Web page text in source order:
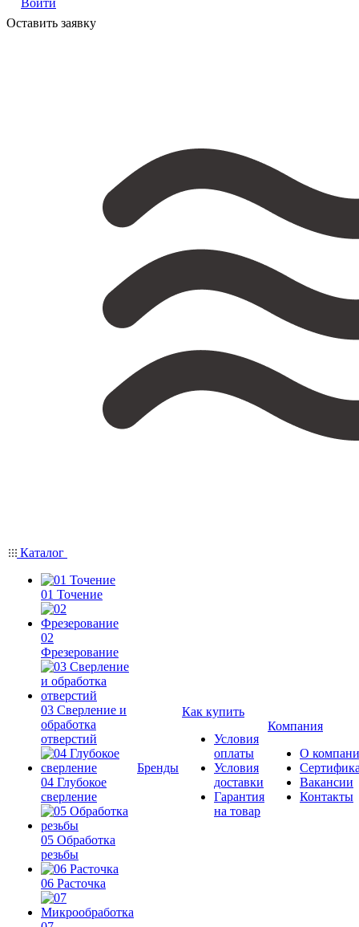
Войти
Оставить заявку
Каталог
01 Точение
02
Фрезерование
03 Сверление и
обработка
отверстий
04 Глубокое
сверление
05 Обработка
резьбы
06 Расточка
Бренды
Как купить
Условия
оплаты
Условия
доставки
Гарантия
на товар
Компания
О
Вакансии
Контакты